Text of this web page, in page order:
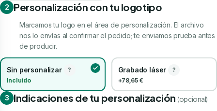
2 Personalización con tu logotipo
Marcamos tu logo en el área de personalización. El archivo
nos lo envías al confirmar el pedido; te enviamos prueba antes
de producir.
Sin personalizar
?
Incluido
Grabado láser
?
+78,65 €
3 Indicaciones de tu personalización (opcional)